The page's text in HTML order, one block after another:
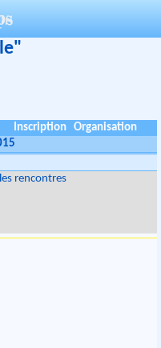
Inscription
Organisation
rencontres